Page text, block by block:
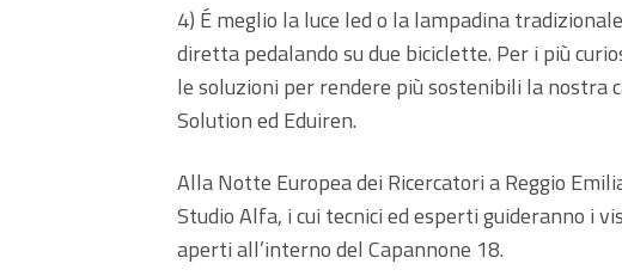
4) É meglio la luce led o la lampadina
diretta pedalando su due biciclette. Per i più
le soluzioni per rendere più sostenibili la nostra
Solution ed Eduiren.
Alla Notte Europea dei Ricercatori a Reggio
Studio Alfa, i cui tecnici ed esperti guideranno i
aperti all’interno del Capannone 18.